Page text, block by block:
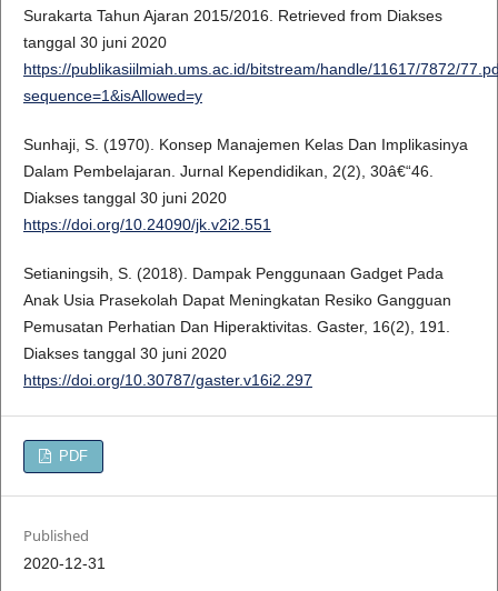
Surakarta Tahun Ajaran 2015/2016. Retrieved from Diakses
tanggal 30 juni 2020
https://publikasiilmiah.ums.ac.id/bitstream/handle/11617/7872/
sequence=1&isAllowed=y
Sunhaji, S. (1970). Konsep Manajemen Kelas Dan Implikasinya
Dalam Pembelajaran. Jurnal Kependidikan, 2(2), 30â€“46.
Diakses tanggal 30 juni 2020
https://doi.org/10.24090/jk.v2i2.551
Setianingsih, S. (2018). Dampak Penggunaan Gadget Pada
Anak Usia Prasekolah Dapat Meningkatan Resiko Gangguan
Pemusatan Perhatian Dan Hiperaktivitas. Gaster, 16(2), 191.
Diakses tanggal 30 juni 2020
https://doi.org/10.30787/gaster.v16i2.297
PDF
Published
2020-12-31